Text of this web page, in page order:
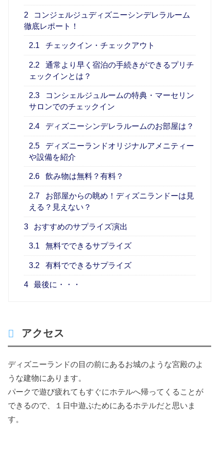
2
コンジェルジュディズニーシンデレラルーム
徹底レポート！
2.1 チェックイン・チェックアウト
2.2
通常より早く宿泊の手続きができるプリチ
ェックインとは？
2.3
コンシェルジュルームの特典・マーセリン
サロンでのチェックイン
2.4 ディズニーシンデレラルームのお部屋は？
2.5
ディズニーランドオリジナルアメニティー
や設備を紹介
2.6 飲み物は無料？有料？
2.7
お部屋からの眺め！ディズニランドーは見
える？見えない？
3 おすすめのサプライズ演出
3.1 無料でできるサプライズ
3.2 有料でできるサプライズ
4 最後に・・・
アクセス
ディズニーランドの目の前にあるお城のような宮殿のよ
うな建物にあります。
パークで遊び疲れてもすぐにホテルへ帰ってくることが
できるので、１日中遊ぶためにあるホテルだと思いま
す。